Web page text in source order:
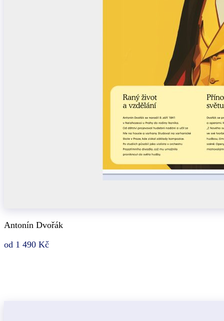
Antonín Dvořák
od 1 490 Kč